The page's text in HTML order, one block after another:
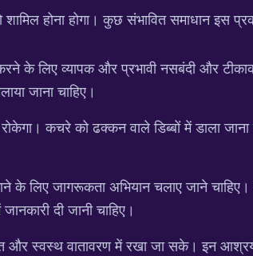
होना होगा। कुछ संभावित समाधान इस
के लिए व्यापक और प्रभावी नसबंदी और
जाना चाहिए।
कचरे को ढक्कन वाले डिब्बों में डाला
लिए जागरूकता अभियान चलाए जाने चाहिए।
दी जानी चाहिए।
और स्वस्थ वातावरण में रखा जा सके। इन